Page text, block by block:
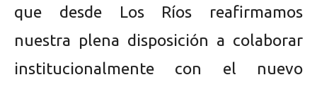
que desde Los Ríos reafirmamos
nuestra plena disposición a colaborar
institucionalmente con el nuevo